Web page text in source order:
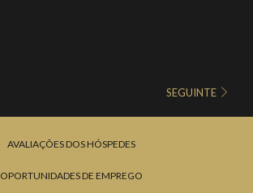
SEGUINTE
AVALIAÇÕES DOS HÓSPEDES
OPORTUNIDADES DE EMPREGO